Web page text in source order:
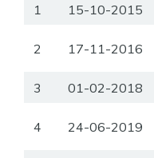
1 15-10-2015
2 17-11-2016
3 01-02-2018
4 24-06-2019